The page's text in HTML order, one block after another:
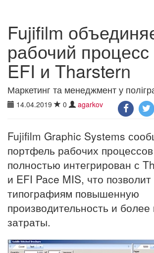
Fujifilm
рабочий
EFI и Tharstern
Маркетинг та менеджмент у
14.04.2019 0 agarkov
Fujifilm Graphic Systems
портфель рабочих
полностью интегрирован с
и EFI Pace MIS, что
типографиям повышенную
производительность и более
затраты.